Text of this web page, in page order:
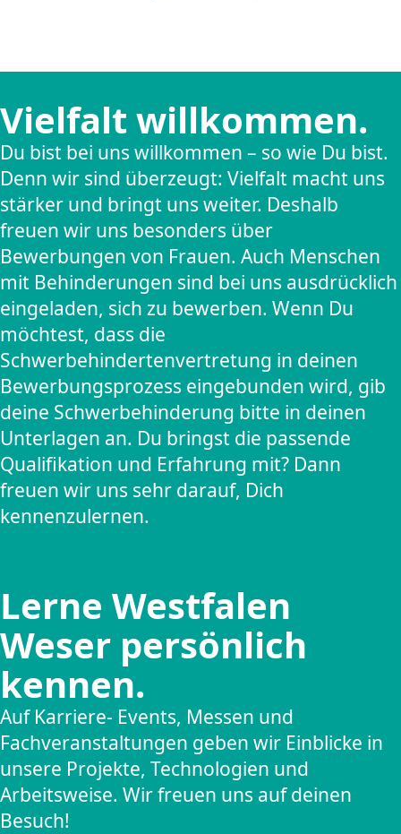
Vielfalt willkommen.
Du bist bei uns willkommen – so wie Du bist.
Denn wir sind überzeugt: Vielfalt macht uns
stärker und bringt uns weiter. Deshalb
freuen wir uns besonders über
Bewerbungen von Frauen. Auch Menschen
mit Behinderungen sind bei uns ausdrücklich
eingeladen, sich zu bewerben. Wenn Du
möchtest, dass die
Schwerbehindertenvertretung in deinen
Bewerbungsprozess eingebunden wird, gib
deine Schwerbehinderung bitte in deinen
Unterlagen an. Du bringst die passende
Qualifikation und Erfahrung mit? Dann
freuen wir uns sehr darauf, Dich
kennenzulernen.
Lerne Westfalen
Weser persönlich
kennen.
Auf Karriere- Events, Messen und
Fachveranstaltungen geben wir Einblicke in
unsere Projekte, Technologien und
Arbeitsweise. Wir freuen uns auf deinen
Besuch!